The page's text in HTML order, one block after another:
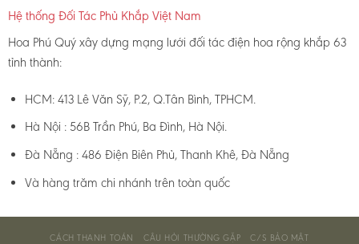
Hệ thống Đối Tác Phủ Khắp Việt Nam
Hoa Phú Quý xây dựng mạng lưới đối tác điện hoa rộng khắp 63
tỉnh thành:
HCM: 413 Lê Văn Sỹ, P.2, Q.Tân Bình, TPHCM.
Hà Nội : 56B Trần Phú, Ba Đình, Hà Nội.
Đà Nẵng : 486 Điện Biên Phủ, Thanh Khê, Đà Nẵng
Và hàng trăm chi nhánh trên toàn quốc
CÁCH THANH TOÁN CÂU HỎI THƯỜNG GẶP C/S BẢO MẬT